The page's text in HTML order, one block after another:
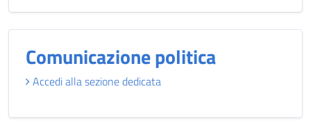
Comunicazione politica
Accedi alla sezione dedicata